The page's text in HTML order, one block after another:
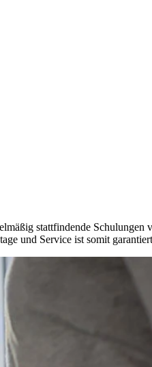
stattfindende Schulungen
und Service ist somit